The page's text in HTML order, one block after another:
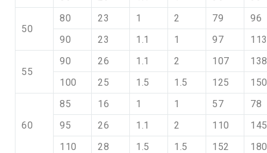
50
80 23 1 2 79
96
90
23 1.1 1 97 113
55
90 26 1.1 2 107
138
100
25 1.5 1.5 125 150
60
85 16 1 1 57
78
95
26 1.1 2 110
145
110
28 1.5 1.5 152 180